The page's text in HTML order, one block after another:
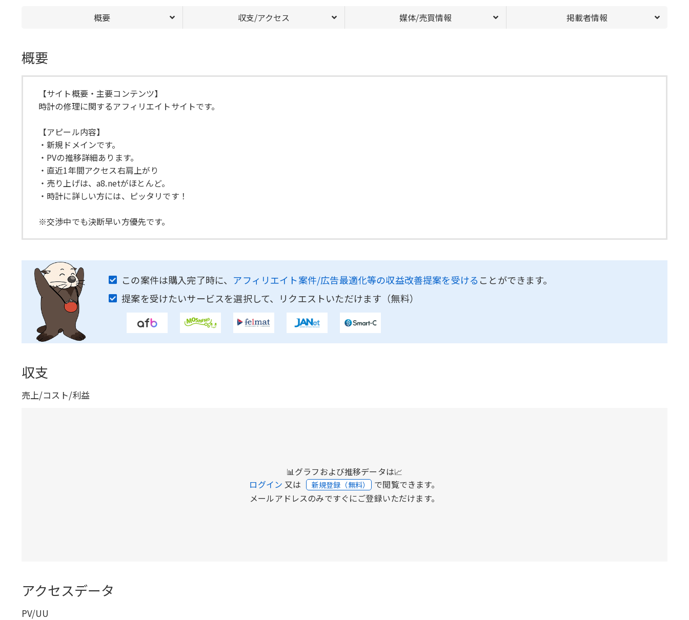
概要 収支/アクセス 媒体/売買情報 掲載者情報
概要
【サイト概要・主要コンテンツ】
時計の修理に関するアフィリエイトサイトです。
【アピール内容】
・新規ドメインです。
・PVの推移詳細あります。
・直近1年間アクセス右肩上がり
・売り上げは、a8.netがほとんど。
・時計に詳しい方には、ピッタリです！
※交渉中でも決断早い方優先です。
この案件は購入完了時に、 アフィリエイト案件/広告最適化等の収益改善提案を受ける ことができます。
提案を受けたいサービスを選択して、リクエストいただけます（無料）
収支
売上/コスト/利益
📊グラフおよび推移データは📈
ログイン 又は 新規登録（無料） で閲覧できます。
メールアドレスのみですぐにご登録いただけます。
アクセスデータ
PV/UU